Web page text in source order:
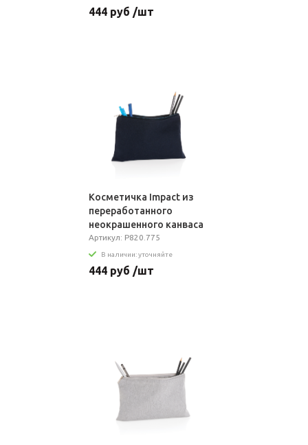
444 руб /шт
Косметичка Impact из
переработанного
неокрашенного канваса
AWARE™, 285 г/м²
Артикул: P820.775
В наличии: уточняйте
444 руб /шт